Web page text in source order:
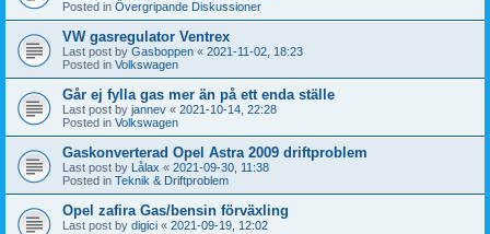
Posted in Övergripande Diskussioner
VW gasregulator Ventrex
Last post by Gasboppen « 2021-11-02, 18:23
Posted in Volkswagen
Går ej fylla gas mer än på ett enda ställe
Last post by jannev « 2021-10-14, 22:28
Posted in Volkswagen
Gaskonverterad Opel Astra 2009 driftproblem
Last post by Lålax « 2021-09-30, 11:38
Posted in Teknik & Driftproblem
Opel zafira Gas/bensin förväxling
Last post by digici « 2021-09-19, 12:02